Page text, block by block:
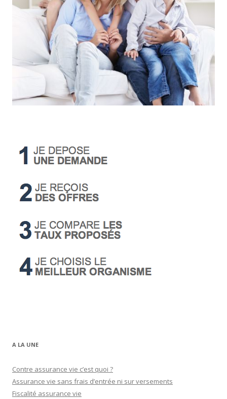
A LA UNE
Contre assurance vie c’est quoi ?
Assurance vie sans frais d’entrée ni sur versements
Fiscalité assurance vie